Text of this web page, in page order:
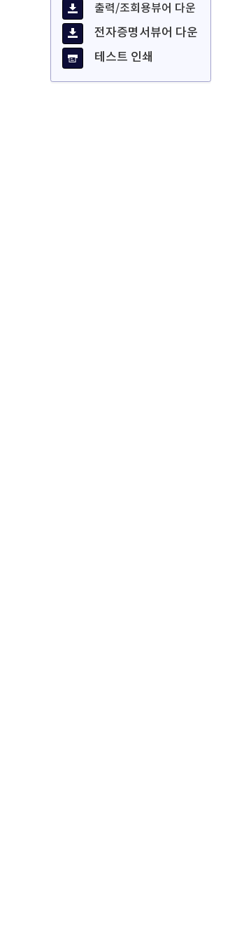
출력/조회용뷰어 다운
전자증명서뷰어 다운
테스트 인쇄